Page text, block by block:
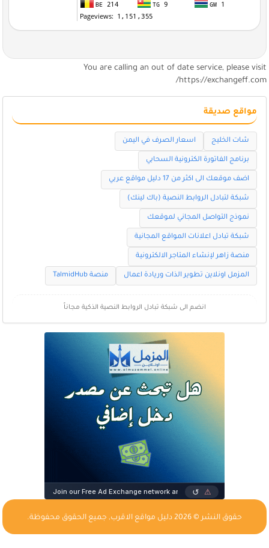
You are calling an out of date service, please visit
https://exchangeff.com/
مواقع صديقة
شات الخليج اسعار الصرف في اليمن
برنامج الفاتورة الكترونية السحابي
اضف موقعك الى اكثر من 17 دليل مواقع عربي
شبكة لتبادل الروابط النصية (باك لينك)
نموذج التواصل المجاني لموقعك
شبكة تبادل اعلانات المواقع المجانية
منصة زاهر لإنشاء المتاجر الالكترونية
المزمل اونلاين تطوير الذات وريادة اعمال منصة TalmidHub
انضم الى شبكة تبادل الروابط النصية الذكية مجاناً
حقوق النشر © 2026 دليل مواقع الاقرب, جميع الحقوق محفوظة.